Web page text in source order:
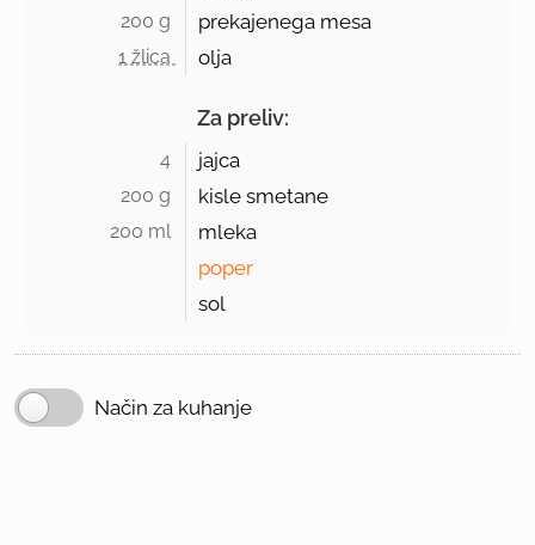
200 g prekajenega mesa
1 žlica olja
Za preliv:
4 jajca
200 g kisle smetane
200 ml
mleka
poper
sol
Način za kuhanje